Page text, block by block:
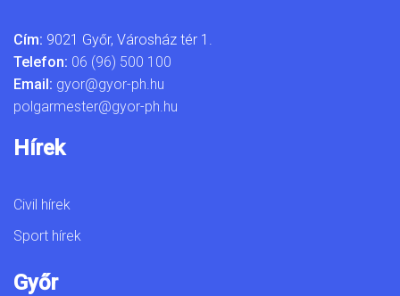
Cím: 9021 Győr, Városház tér 1.
Telefon: 06 (96) 500 100
Email: gyor@gyor-ph.hu
polgarmester@gyor-ph.hu
Hírek
Civil hírek
Sport hírek
Győr